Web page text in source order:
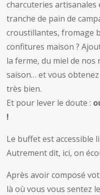
charcuteries
tranche de pain de
croustillantes, fromage
confitures maison ?
la ferme, du miel de
saison… et vous
très bien.
Et pour lever le doute :
!
Le buffet est accessible
Autrement dit, ici, on
Après avoir composé
là où vous vous sentez